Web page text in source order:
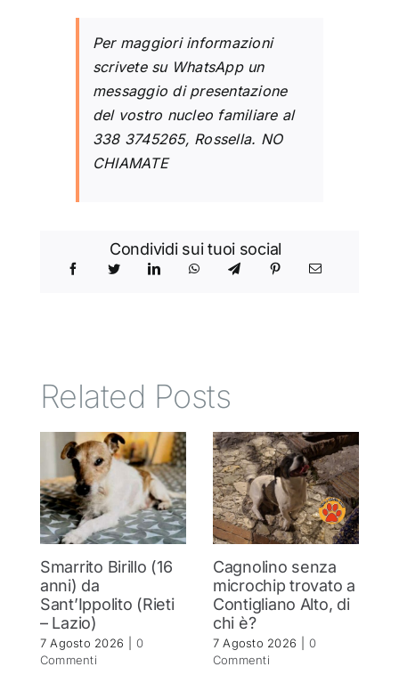
Per maggiori informazioni
scrivete su WhatsApp un
messaggio di presentazione
del vostro nucleo familiare al
338 3745265, Rossella. NO
CHIAMATE
Condividi sui tuoi social
Related Posts
Smarrito Birillo (16
anni) da
Sant’Ippolito (Rieti
– Lazio)
7 Agosto 2026
0
Commenti
Cagnolino senza
microchip trovato a
Contigliano Alto, di
chi è?
7 Agosto 2026
0
Commenti